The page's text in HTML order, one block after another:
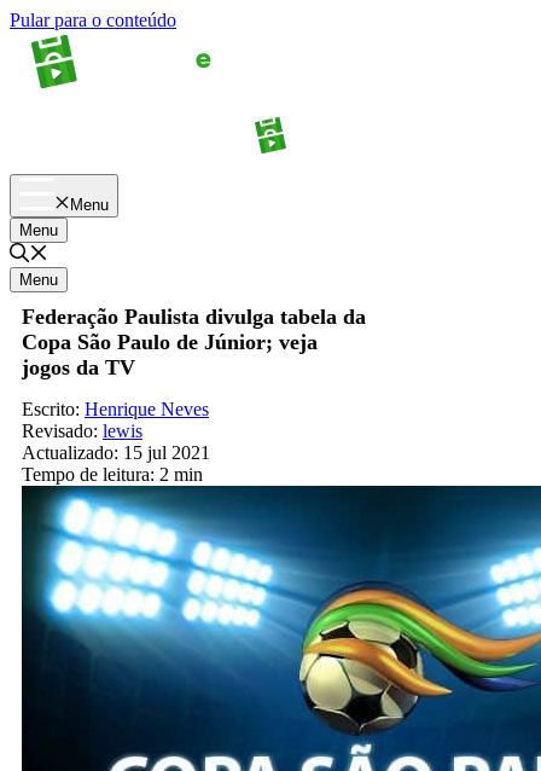
Pular para o conteúdo
Menu
Menu
Menu
Federação Paulista divulga tabela da
Copa São Paulo de Júnior; veja
jogos da TV
Escrito: Henrique Neves
Revisado: lewis
Actualizado: 15 jul 2021
Tempo de leitura: 2 min